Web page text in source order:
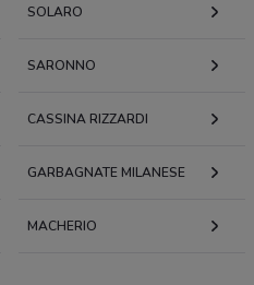
SOLARO
SARONNO
CASSINA RIZZARDI
GARBAGNATE MILANESE
MACHERIO